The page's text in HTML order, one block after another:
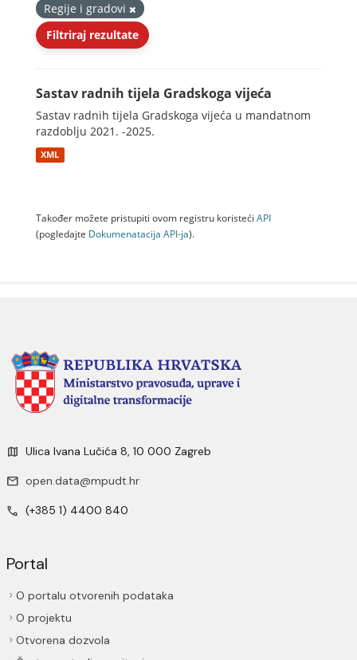
Regije i gradovi
Filtriraj rezultate
Sastav radnih tijela Gradskoga vijeća
Sastav radnih tijela Gradskoga vijeća u mandatnom
razdoblju 2021. -2025.
XML
Također možete pristupiti ovom registru koristeći API
(pogledajte Dokumenаtаcijа API-jа).